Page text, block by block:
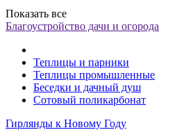
Показать все
Благоустройство дачи и огорода
Теплицы и парники
Теплицы промышленные
Беседки и дачный душ
Сотовый поликарбонат
Гирлянды к Новому Году